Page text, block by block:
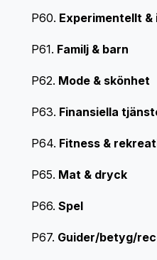
P60. Experimentellt &
P61. Familj & barn
P62. Mode & skönhet
P63. Finansiella
P64. Fitness &
P65. Mat & dryck
P66. Spel
P67. Guider/betyg/